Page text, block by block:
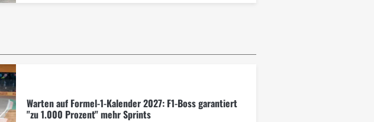
Warten auf Formel-1-Kalender 2027: F1-Boss garantiert
"zu 1.000 Prozent" mehr Sprints